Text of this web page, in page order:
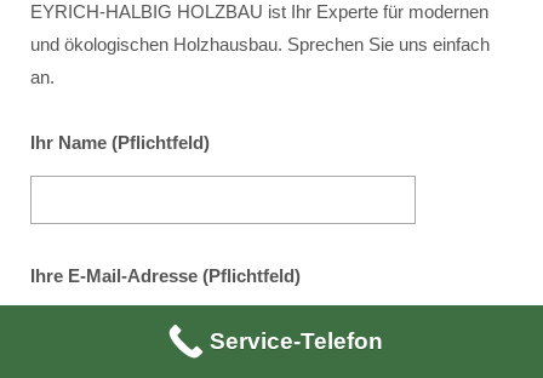
EYRICH-HALBIG HOLZBAU ist Ihr Experte für modernen
und ökologischen Holzhausbau. Sprechen Sie uns einfach
an.
Ihr Name (Pflichtfeld)
Ihre E-Mail-Adresse (Pflichtfeld)
Service-Telefon